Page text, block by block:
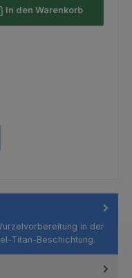
In den Warenkorb
in der
Titan-Beschichtung.